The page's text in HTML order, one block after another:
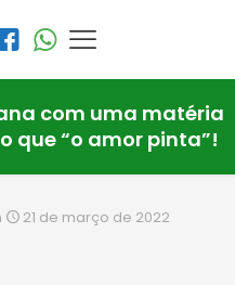
com uma matéria
que “o amor pinta”!
21 de março de 2022